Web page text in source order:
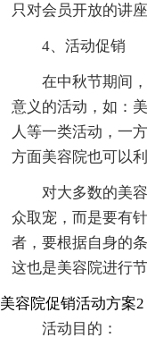
只对会员开放的讲
4、活动促销
在中秋节期间
意义的活动，如：
人等一类活动，一
方面美容院也可以
对大多数的美
众取宠，而是要有
者，要根据自身的
这也是美容院进行
美容院促销活动方案2
活动目的：